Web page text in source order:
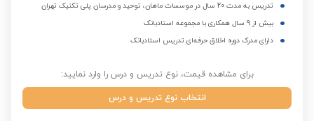
تدریس به مدت 20 سال در موسسات ماهان، توحید و مدرسان پلی تکنیک تهران
بیش از 9 سال همکاری با مجموعه استادبانک
دارای مدرک دوره اخلاق حرفه‌ای تدریس استادبانک
برای مشاهده قیمت، نوع تدریس و درس را وارد نمایید:
انتخاب نوع تدریس و درس